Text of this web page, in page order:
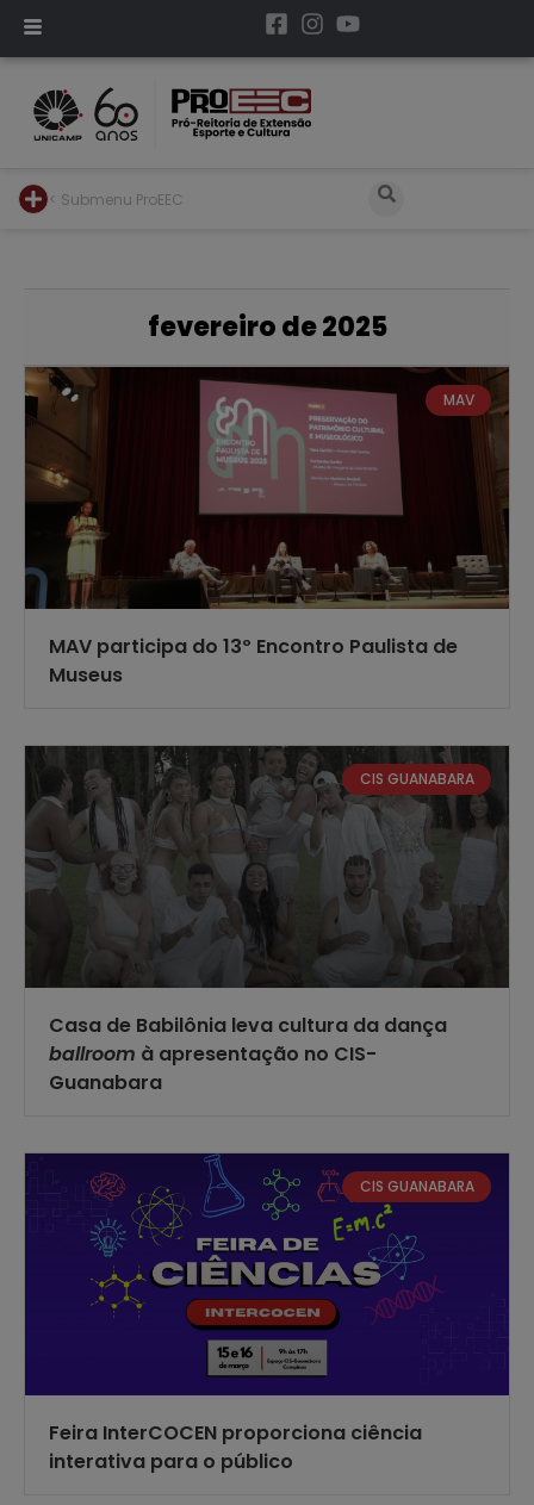
< Submenu ProEEC
fevereiro de 2025
MAV
MAV participa do 13º Encontro Paulista de
Museus
CIS GUANABARA
Casa de Babilônia leva cultura da dança
ballroom à apresentação no CIS-
Guanabara
CIS GUANABARA
Feira InterCOCEN proporciona ciência
interativa para o público